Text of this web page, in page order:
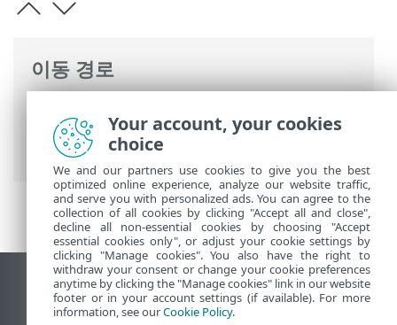
이동 경로
고급 설정
>서버>안티스팸 보호> SPF 및
DKIM
데스크톱 사이트 보기
End of Life
Your account, your cookies
choice
We and our partners use cookies to give you the best
optimized online experience, analyze our website traffic,
and serve you with personalized ads. You can agree to the
collection of all cookies by clicking "Accept all and close",
decline all non-essential cookies by choosing "Accept
essential cookies only", or adjust your cookie settings by
clicking "Manage cookies". You also have the right to
withdraw your consent or change your cookie preferences
anytime by clicking the "Manage cookies" link in our website
footer or in your account settings (if available). For more
information, see ourCookie Policy.